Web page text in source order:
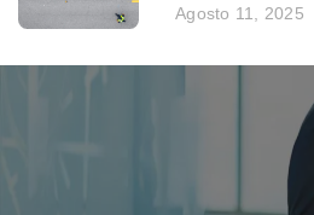
Agosto 11, 2025